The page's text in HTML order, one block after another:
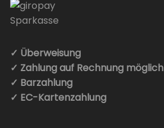
✓ Überweisung
✓ Zahlung auf Rechnung möglich
✓ Barzahlung
✓ EC-Kartenzahlung